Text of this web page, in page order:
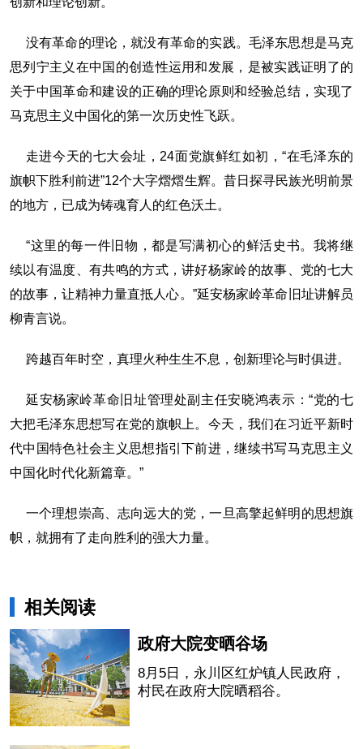
没有革命的理论，就没有革命的实践。毛泽东思想是马克
思列宁主义在中国的创造性运用和发展，是被实践证明了的
关于中国革命和建设的正确的理论原则和经验总结，实现了
马克思主义中国化的第一次历史性飞跃。
走进今天的七大会址，24面党旗鲜红如初，“在毛泽东的
旗帜下胜利前进”12个大字熠熠生辉。昔日探寻民族光明前景
的地方，已成为铸魂育人的红色沃土。
“这里的每一件旧物，都是写满初心的鲜活史书。我将继
续以有温度、有共鸣的方式，讲好杨家岭的故事、党的七大
的故事，让精神力量直抵人心。”延安杨家岭革命旧址讲解员
柳青言说。
跨越百年时空，真理火种生生不息，创新理论与时俱进。
延安杨家岭革命旧址管理处副主任安晓鸿表示：“党的七
大把毛泽东思想写在党的旗帜上。今天，我们在习近平新时
代中国特色社会主义思想指引下前进，继续书写马克思主义
中国化时代化新篇章。”
一个理想崇高、志向远大的党，一旦高擎起鲜明的思想旗
帜，就拥有了走向胜利的强大力量。
相关阅读
政府大院变晒谷场
8月5日，永川区红炉镇人民政府，
村民在政府大院晒稻谷。